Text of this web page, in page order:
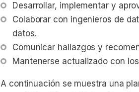
Desarrollar, implementar y
Colaborar con ingenieros de
datos.
Comunicar hallazgos y
Mantenerse actualizado con
A continuación se muestra una